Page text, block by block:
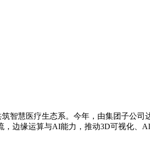
智慧医疗生态系。今年，由集团子公司
边缘运算与AI能力，推动3D可视化、